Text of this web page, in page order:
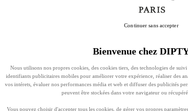
Bienvenue chez
Nous utilisons nos propres cookies, des cookies tiers, des technologies de
identifiants publicitaires mobiles pour améliorer votre expérience, réaliser des
vos intérets, évaluer nos performances média et web et diffuser des publicités
peuvent être stockées dans votre navigateur ou
Vous pouvez choisir d'accepter tous les cookies, de gérer vos propres
Continuer sans accepter